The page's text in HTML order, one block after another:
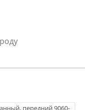
передний 9060-